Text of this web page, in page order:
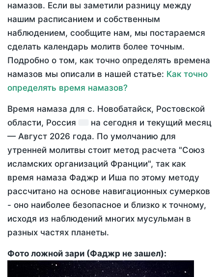
намазов. Если вы заметили разницу между
нашим расписанием и собственным
наблюдением, сообщите нам, мы постараемся
сделать календарь молитв более точным.
Подробно о том, как точно определять времена
намазов мы описали в нашей статье: Как точно
определять время намазов?
Время намаза для с. Новобатайск, Ростовской
области, Россия
на сегодня и текущий месяц
— Август 2026 года. По умолчанию для
утренней молитвы стоит метод расчета "Союз
исламских организаций Франции", так как
время намаза Фаджр и Иша по этому методу
рассчитано на основе навигационных сумерков
- оно наиболее безопасное и близко к точному,
исходя из наблюдений многих мусульман в
разных частях планеты.
Фото ложной зари (Фаджр не зашел):